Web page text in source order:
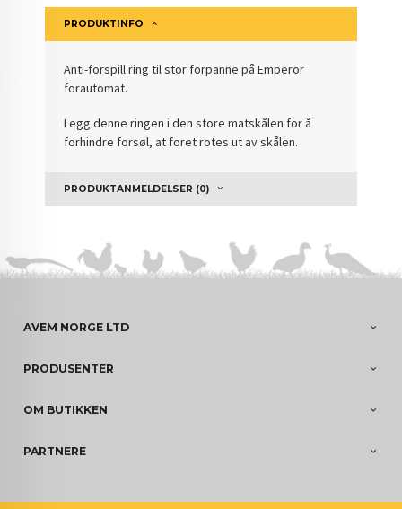
PRODUKTINFO
Anti-forspill ring til stor forpanne på Emperor
forautomat.
Legg denne ringen i den store matskålen for å
forhindre forsøl, at foret rotes ut av skålen.
PRODUKTANMELDELSER (0)
AVEM NORGE LTD
PRODUSENTER
OM BUTIKKEN
PARTNERE